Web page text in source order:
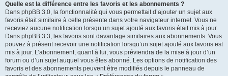
Quelle est la différence entre les favoris et les abonnements ?
Dans phpBB 3.0, la fonctionnalité qui vous permettait d’ajouter un sujet aux
favoris était similaire à celle présente dans votre navigateur internet. Vous ne
receviez aucune notification lorsqu’un sujet ajouté aux favoris était mis à jour.
Dans phpBB 3.3, les favoris sont davantage similaires aux abonnements. Vous
pouvez à présent recevoir une notification lorsqu’un sujet ajouté aux favoris est
mis à jour. L’abonnement, quant à lui, vous préviendra de la mise à jour d’un
forum ou d’un sujet auquel vous êtes abonné. Les options de notification des
favoris et des abonnements peuvent être modifiés depuis le panneau de